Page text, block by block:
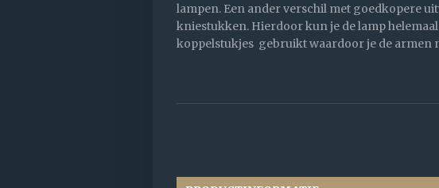
lampen. Een ander verschil met goedkopere
kniestukken. Hierdoor kun je de lamp
koppelstukjes gebruikt waardoor je de armen